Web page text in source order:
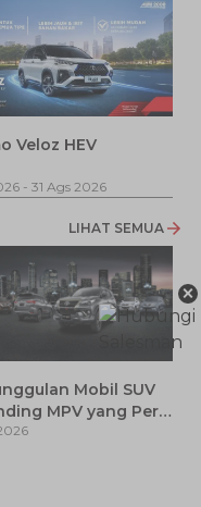
Veloz HEV
- 31 Ags 2026
LIHAT SEMUA
Mobil SUV
MPV yang Perlu
×